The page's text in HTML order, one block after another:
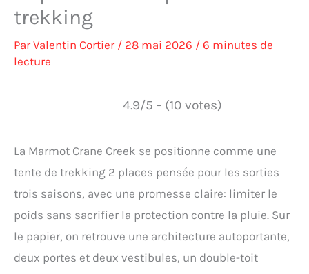
trekking
ParValentin Cortier / 28 mai 2026 / 6 minutes de
lecture
4.9/5 - (10 votes)
La Marmot Crane Creek se positionne comme une
tente de trekking 2 places pensée pour les sorties
trois saisons, avec une promesse claire: limiter le
poids sans sacrifier la protection contre la pluie. Sur
le papier, on retrouve une architecture autoportante,
deux portes et deux vestibules, un double-toit